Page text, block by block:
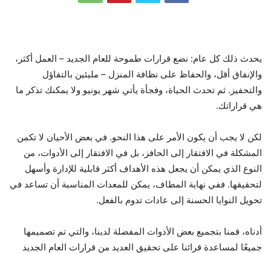
يحدث ذلك كل عام: نضع قرارات طموحة للعام الجديد – العمل أكثر،
والإنفاق أقل، والحفاظ على نظافة المنزل – مليئين بالتفاؤل
والتحفيز. ثم تحدث الحياة، وفجأة يأتي شهر يونيو ولا يمكنك تذكر ما
هي قراراتك.
لكن لا يجب أن يكون الأمر على هذا النحو. في بعض الأحيان لا تكمن
المشكلة في الافتقار إلى الحافز، بل في الافتقار إلى الأدوات، من
النوع الذي يمكن أن يجعل هذه الأهداف أكثر قابلية للإدارة وأسهل
لتحقيقها. ففي نهاية المطاف، يمكن للمعدات المناسبة أن تساعد في
تحويل النوايا الحسنة إلى عادات تدوم بالفعل.
أدناه، قمنا بتجميع بعض الأدوات المفضلة لدينا، والتي تم تصميمها
جميعًا لمساعدة قرائنا على تحقيق العديد من قرارات العام الجديد